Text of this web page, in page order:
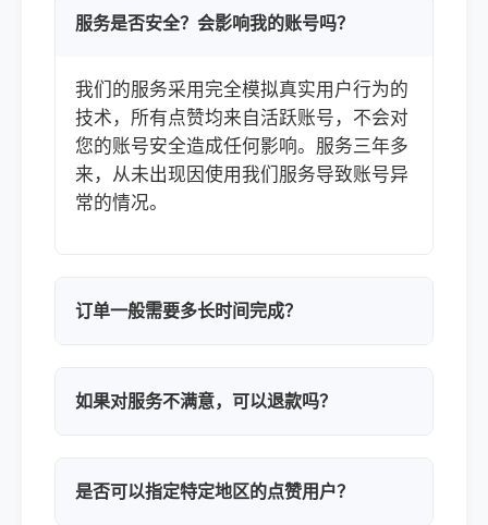
服务是否安全？会影响我的账号吗？
我们的服务采用完全模拟真实用户行为的
技术，所有点赞均来自活跃账号，不会对
您的账号安全造成任何影响。服务三年多
来，从未出现因使用我们服务导致账号异
常的情况。
订单一般需要多长时间完成？
如果对服务不满意，可以退款吗？
是否可以指定特定地区的点赞用户？